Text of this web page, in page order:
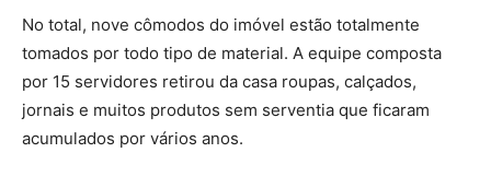
No total, nove cômodos do imóvel estão totalmente
tomados por todo tipo de material. A equipe composta
por 15 servidores retirou da casa roupas, calçados,
jornais e muitos produtos sem serventia que ficaram
acumulados por vários anos.